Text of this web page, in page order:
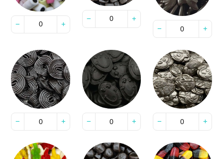
− +
−
+
−
+
− + − + − +